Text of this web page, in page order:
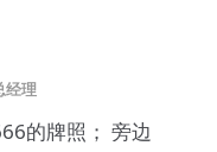
经理
的牌照； 旁边